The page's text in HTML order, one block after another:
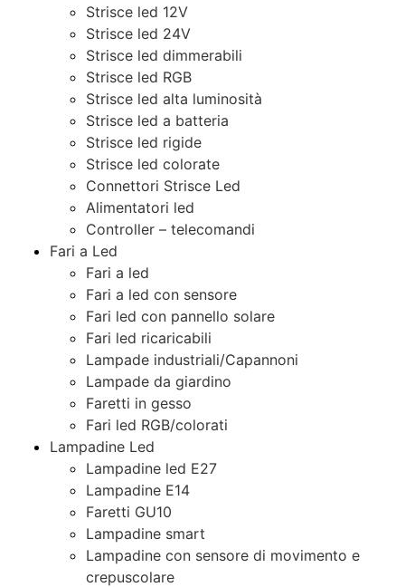
Strisce led 12V
Strisce led 24V
Strisce led dimmerabili
Strisce led RGB
Strisce led alta luminosità
Strisce led a batteria
Strisce led rigide
Strisce led colorate
Connettori Strisce Led
Alimentatori led
Controller – telecomandi
Fari a Led
Fari a led
Fari a led con sensore
Fari led con pannello solare
Fari led ricaricabili
Lampade industriali/Capannoni
Lampade da giardino
Faretti in gesso
Fari led RGB/colorati
Lampadine Led
Lampadine led E27
Lampadine E14
Faretti GU10
Lampadine smart
Lampadine con sensore di movimento e
crepuscolare